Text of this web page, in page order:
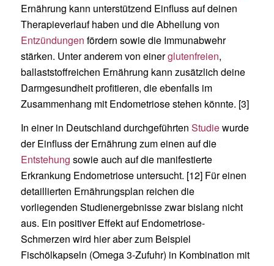
Ernährung kann unterstützend Einfluss auf deinen
Therapieverlauf haben und die Abheilung von
Entzündungen fördern sowie die Immunabwehr
stärken. Unter anderem von einerglutenfreien,
ballaststoffreichen Ernährung kann zusätzlich deine
Darmgesundheit profitieren, die ebenfalls im
Zusammenhang mit Endometriose stehen könnte. [3]
In einer in Deutschland durchgeführten Studiewurde
der Einfluss der Ernährung zum einen auf die
Entstehung sowie auch auf die manifestierte
Erkrankung Endometriose untersucht. [12] Für einen
detaillierten Ernährungsplan reichen die
vorliegenden Studienergebnisse zwar bislang nicht
aus. Ein positiver Effekt auf Endometriose-
Schmerzen wird hier aber zum Beispiel
Fischölkapseln (Omega 3-Zufuhr) in Kombination mit